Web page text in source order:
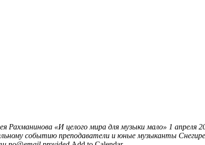
Рахманинова «И целого мира для музыки мало» 1 апреля
событию преподаватели и юные музыканты